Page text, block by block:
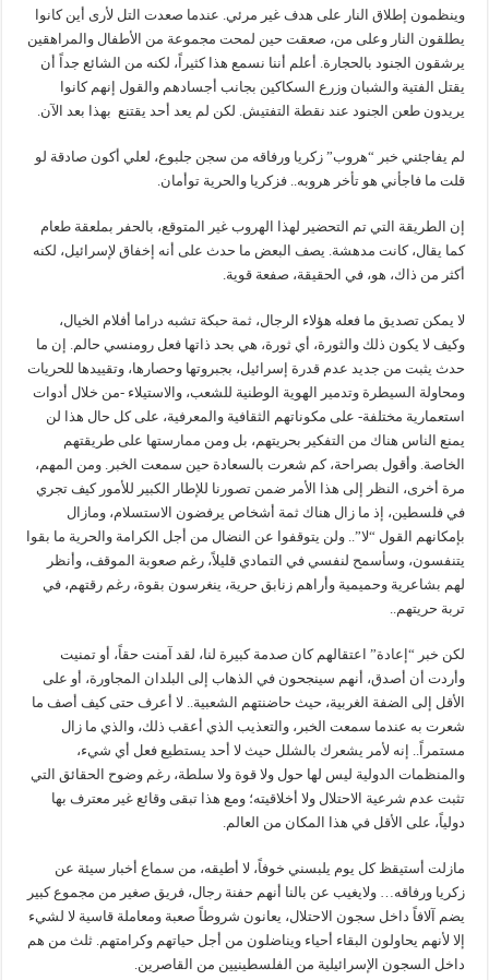
وينظمون إطلاق النار على هدف غير مرئي. عندما صعدت التل لأرى أين كانوا
يطلقون النار وعلى من، صعقت حين لمحت مجموعة من الأطفال والمراهقين
يرشقون الجنود بالحجارة. أعلم أننا نسمع هذا كثيراً، لكنه من الشائع جداً أن
يقتل الفتية والشبان وزرع السكاكين بجانب أجسادهم والقول إنهم كانوا
يريدون طعن الجنود عند نقطة التفتيش. لكن لم يعد أحد يقتنع بهذا بعد الآن.
لم يفاجئني خبر “هروب” زكريا ورفاقه من سجن جلبوع، لعلي أكون صادقة لو
قلت ما فاجأني هو تأخر هروبه.. فزكريا والحرية توأمان.
إن الطريقة التي تم التحضير لهذا الهروب غير المتوقع، بالحفر بملعقة طعام
كما يقال، كانت مدهشة. يصف البعض ما حدث على أنه إخفاق لإسرائيل، لكنه
أكثر من ذاك، هو، في الحقيقة، صفعة قوية.
لا يمكن تصديق ما فعله هؤلاء الرجال، ثمة حبكة تشبه دراما أفلام الخيال،
وكيف لا يكون ذلك والثورة، أي ثورة، هي بحد ذاتها فعل رومنسي حالم. إن ما
حدث يثبت من جديد عدم قدرة إسرائيل، بجبروتها وحصارها، وتقييدها للحريات
ومحاولة السيطرة وتدمير الهوية الوطنية للشعب، والاستيلاء -من خلال أدوات
استعمارية مختلفة- على مكوناتهم الثقافية والمعرفية، على كل حال هذا لن
يمنع الناس هناك من التفكير بحريتهم، بل ومن ممارستها على طريقتهم
الخاصة. وأقول بصراحة، كم شعرت بالسعادة حين سمعت الخبر. ومن المهم،
مرة أخرى، النظر إلى هذا الأمر ضمن تصورنا للإطار الكبير للأمور كيف تجري
في فلسطين، إذ ما زال هناك ثمة أشخاص يرفضون الاستسلام، ومازال
بإمكانهم القول “لا”.. ولن يتوقفوا عن النضال من أجل الكرامة والحرية ما بقوا
يتنفسون، وسأسمح لنفسي في التمادي قليلاً، رغم صعوبة الموقف، وأنظر
لهم بشاعرية وحميمية وأراهم زنابق حرية، ينغرسون بقوة، رغم رقتهم، في
تربة حريتهم..
لكن خبر “إعادة” اعتقالهم كان صدمة كبيرة لنا، لقد آمنت حقاً، أو تمنيت
وأردت أن أصدق، أنهم سينجحون في الذهاب إلى البلدان المجاورة، أو على
الأقل إلى الضفة الغربية، حيث حاضنتهم الشعبية.. لا أعرف حتى كيف أصف ما
شعرت به عندما سمعت الخبر، والتعذيب الذي أعقب ذلك، والذي ما زال
مستمراً.. إنه لأمر يشعرك بالشلل حيث لا أحد يستطيع فعل أي شيء،
والمنظمات الدولية ليس لها حول ولا قوة ولا سلطة، رغم وضوح الحقائق التي
تثبت عدم شرعية الاحتلال ولا أخلاقيته؛ ومع هذا تبقى وقائع غير معترف بها
دولياً، على الأقل في هذا المكان من العالم.
مازلت أستيقظ كل يوم يلبسني خوفاً، لا أطيقه، من سماع أخبار سيئة عن
زكريا ورفاقه… ولايغيب عن بالنا أنهم حفنة رجال، فريق صغير من مجموع كبير
يضم آلافاً داخل سجون الاحتلال، يعانون شروطاً صعبة ومعاملة قاسية لا لشيء
إلا لأنهم يحاولون البقاء أحياء ويناضلون من أجل حياتهم وكرامتهم. ثلث من هم
داخل السجون الإسرائيلية من الفلسطينيين من القاصرين.